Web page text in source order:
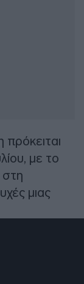
με το
στη
μιας